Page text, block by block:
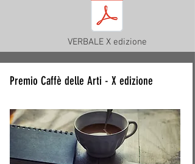
VERBALE X edizione
Premio Caffè delle Arti - X edizione